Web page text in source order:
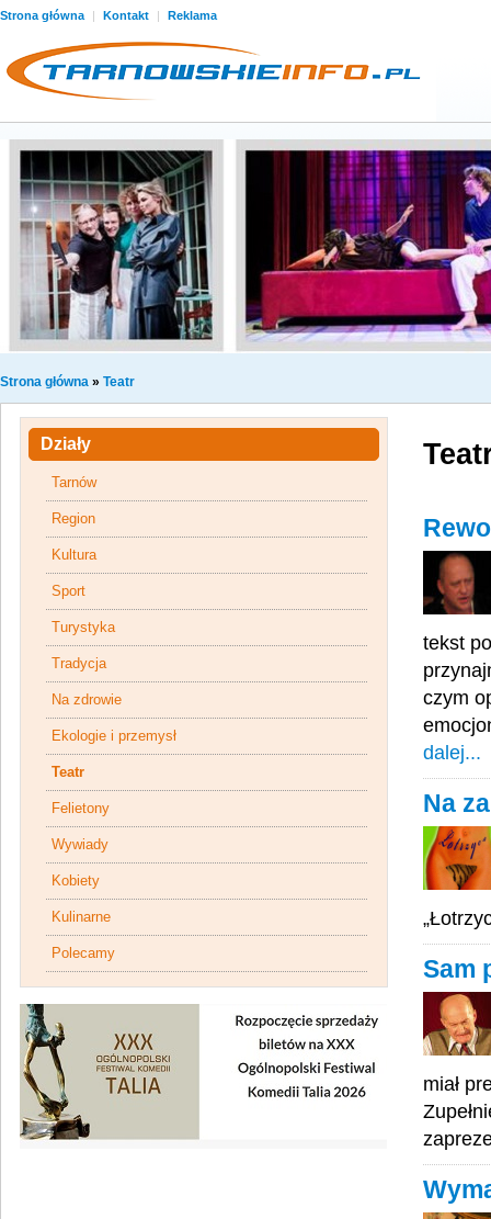
Strona główna | Kontakt | Reklama
Strona główna » Teatr
tekst
czym
dalej...
Na
Sam
miał
Działy
Tarnów
Region
Kultura
Sport
Turystyka
Tradycja
Na zdrowie
Ekologie i przemysł
Teatr
Felietony
Wywiady
Kobiety
Kulinarne
Polecamy